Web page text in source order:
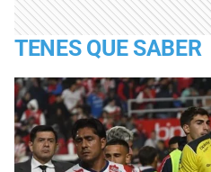
TENES QUE SABER